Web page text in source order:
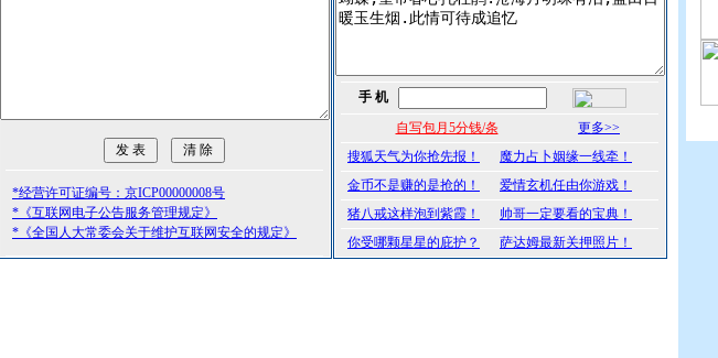
*经营许可证编号：京ICP00000008号
*《互联网电子公告服务管理规定》
*《全国人大常委会关于维护互联网安全的规定》
手 机
自写包月5分钱/条
更多>>
搜狐天气为你抢先报！
魔力占卜姻缘一线牵！
金币不是赚的是抢的！
爱情玄机任由你游戏！
猪八戒这样泡到紫霞！
帅哥一定要看的宝典！
你受哪颗星星的庇护？
萨达姆最新关押照片！